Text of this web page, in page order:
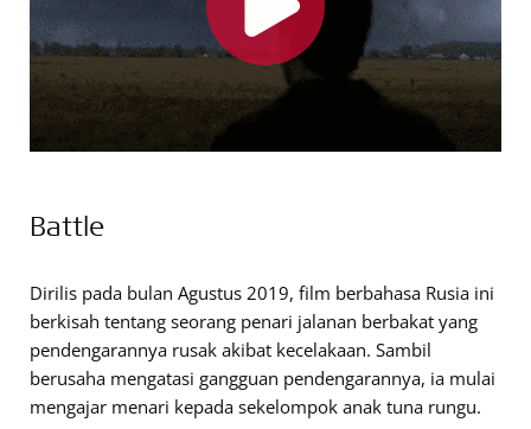
Battle
Dirilis pada bulan Agustus 2019, film berbahasa Rusia ini
berkisah tentang seorang penari jalanan berbakat yang
pendengarannya rusak akibat kecelakaan. Sambil
berusaha mengatasi gangguan pendengarannya, ia mulai
mengajar menari kepada sekelompok anak tuna rungu.